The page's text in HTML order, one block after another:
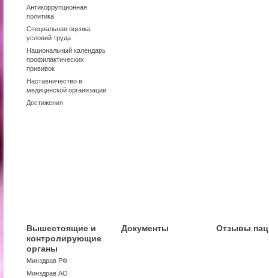
Антикоррупционная
политика
Специальная оценка
условий труда
Национальный календарь
профилактических
прививок
Наставничество в
медицинской организации
Достижения
Вышестоящие и
контролирующие
органы
Минздрав РФ
Минздрав АО
Документы Отзывы